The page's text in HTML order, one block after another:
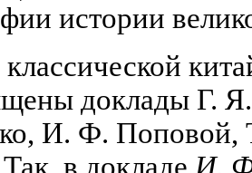
истории
доклады Г.
И. Ф. Поповой,
в докладе И.